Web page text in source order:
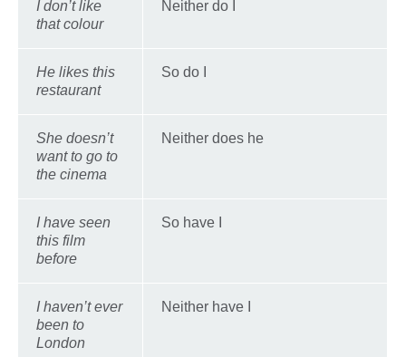
I don’t like
that colour
Neither do I
He likes this
restaurant
So do I
She doesn’t
want to go to
the cinema
Neither does he
I have seen
this film
before
So have I
I haven’t ever
been to
London
Neither have I